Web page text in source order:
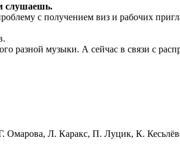
слушаешь.
с получением виз и рабочих
разной музыки. А сейчас в связи с
Л. Каракс, П. Луцик, К.